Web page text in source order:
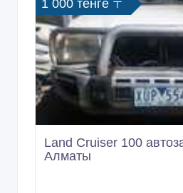
1 000 тенге 〒
Land Cruiser 100
Алматы